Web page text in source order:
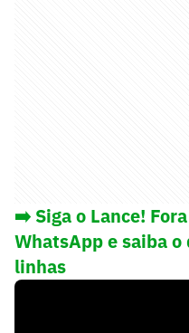
➡️ Siga o Lance!
WhatsApp e saiba
linhas